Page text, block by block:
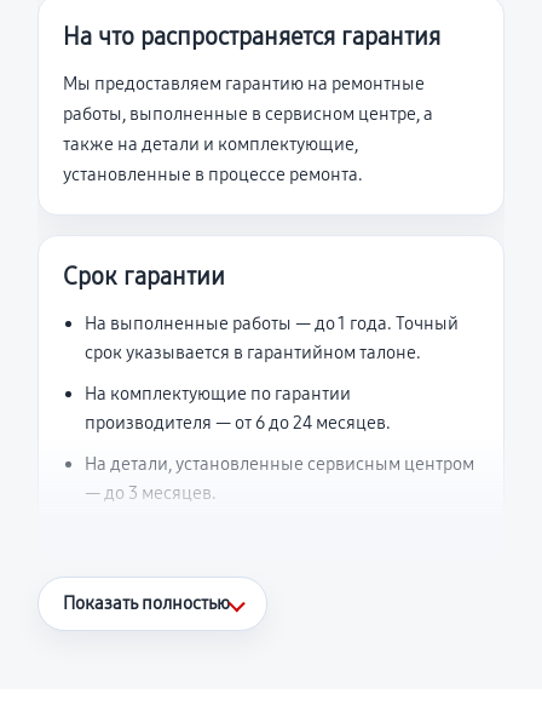
На что распространяется гарантия
Мы предоставляем гарантию на ремонтные
работы, выполненные в сервисном центре, а
также на детали и комплектующие,
установленные в процессе ремонта.
Срок гарантии
На выполненные работы — до 1 года. Точный
срок указывается в гарантийном талоне.
На комплектующие по гарантии
производителя — от 6 до 24 месяцев.
На детали, установленные сервисным центром
— до 3 месяцев.
Что считается гарантийным случаем
Показать полностью